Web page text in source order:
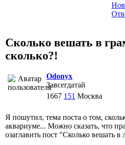
Сколько вешать в
сколько?!
Odonyx
Завсегдатай
1667 151 Москва
Я пошутил, тема поста о том,
аквариуме... Можно сказать, что
озаглавить пост "Сколько вешать в